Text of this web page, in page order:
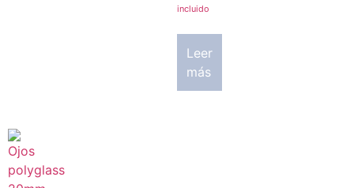
incluido
Leer
más